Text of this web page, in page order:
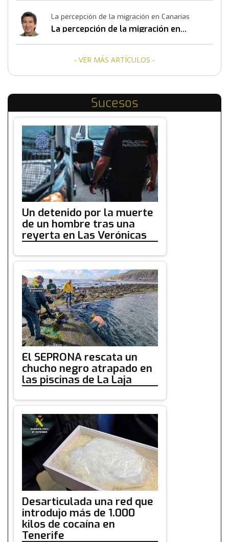
La percepción de la migración en Canarias
La percepción de la migración en
- VER MÁS ARTÍCULOS -
Sucesos
Un detenido por la muerte
de un hombre tras una
reyerta en Las Verónicas
El SEPRONA rescata un
chucho negro atrapado en
las piscinas de La Laja
Desarticulada una red que
introdujo más de 1.000
kilos de cocaína en
Tenerife